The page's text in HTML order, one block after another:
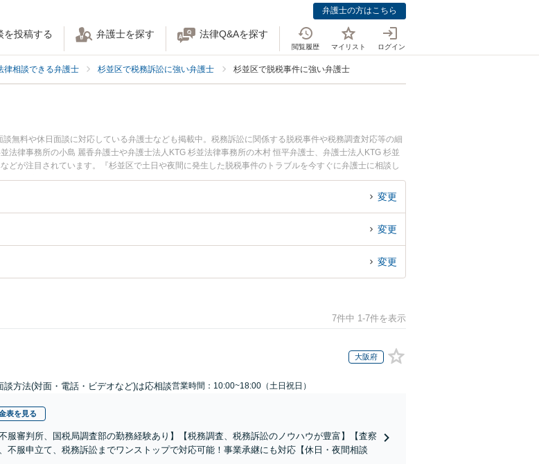
弁護士の方はこちら
を投稿する 弁護士を探す 法律Q&Aを探す
閲覧履歴 マイリスト ログイン
律相談できる弁護士 杉並区で税務訴訟に強い弁護士 杉並区で脱税事件に強い弁護士
無料や休日面談に対応している弁護士なども掲載中。税務訴訟に関係する脱税事件や税務調査対応等の細
法律事務所の小島 麗香弁護士や弁護士法人KTG 杉並法律事務所の木村 恒平弁護士、弁護士法人KTG 杉並
どが注目されています。『杉並区で土日や夜間に発生した脱税事件のトラブルを今すぐに弁護士に相談し
』『初回相談無料で脱税事件を法律相談できる杉並区内の弁護士に相談予約したい』などでお困りの相談
変更
変更
変更
7件中 1-7件を表示
大阪府
談方法(対面・電話・ビデオなど)は応相談営業時間：10:00~18:00（土日祝日）
表を見る
服審判所、国税局調査部の勤務経験あり】【税務調査、税務訴訟のノウハウが豊富】【査察
不服申立て、税務訴訟までワンストップで対応可能！事業承継にも対応【休日・夜間相談